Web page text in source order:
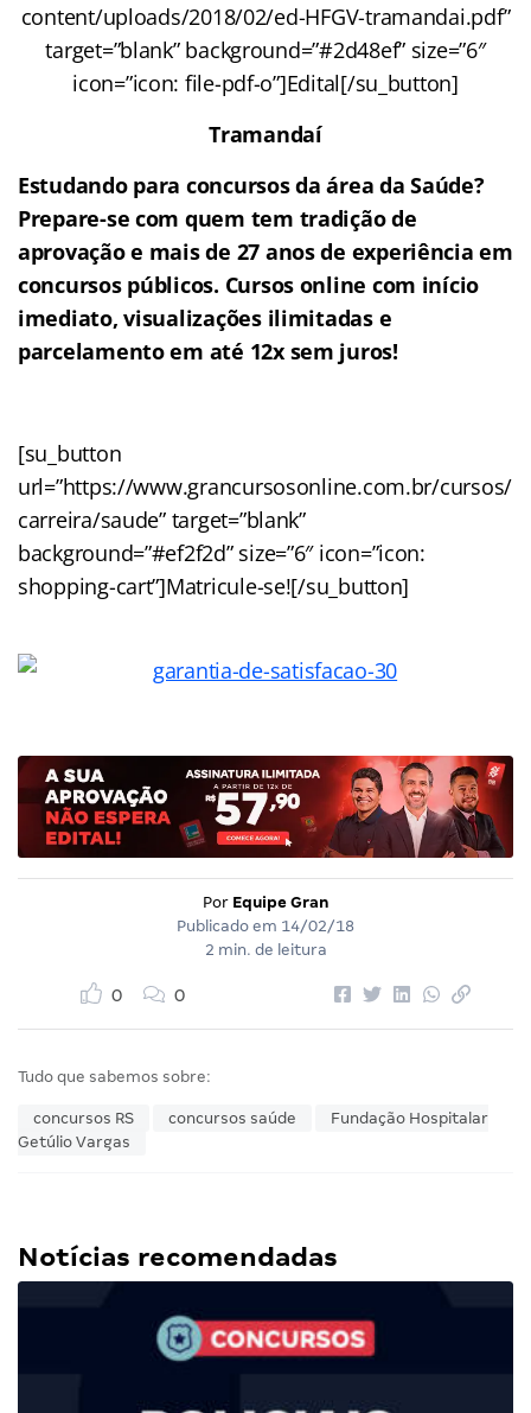
content/uploads/2018/02/ed-HFGV-tramandai.pdf”
target=”blank” background=”#2d48ef” size=”6″
icon=”icon: file-pdf-o”]Edital[/su_button]
Tramandaí
Estudando para concursos da área da Saúde?
Prepare-se com quem tem tradição de
aprovação e mais de 27 anos de experiência em
concursos públicos. Cursos online com início
imediato, visualizações ilimitadas e
parcelamento em até 12x sem juros!
[su_button
url=”https://www.grancursosonline.com.br/cursos/
carreira/saude” target=”blank”
background=”#ef2f2d” size=”6″ icon=”icon:
shopping-cart”]Matricule-se![/su_button]
Por Equipe Gran
Publicado em 14/02/18
2 min. de leitura
0 0
Tudo que sabemos sobre:
concursos RS concursos saúde
Fundação Hospitalar
Getúlio Vargas
Notícias recomendadas